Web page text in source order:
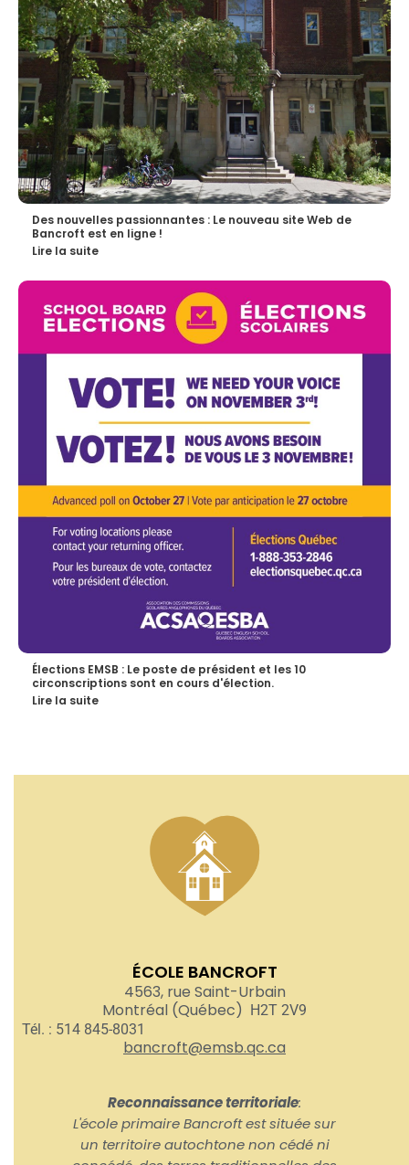
Des nouvelles passionnantes : Le nouveau site Web de
Bancroft est en ligne !
Lire la suite
Élections EMSB : Le poste de président et les 10
circonscriptions sont en cours d'élection.
Lire la suite
ÉCOLE BANCROFT
4563, rue Saint-Urbain
Montréal (Québec) H2T 2V9
Tél. : 514 845-8031
bancroft@emsb.qc.ca
Reconnaissance territoriale:
L'école primaire Bancroft est située sur
un territoire autochtone non cédé ni